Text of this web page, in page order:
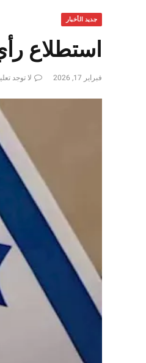
جديد الأخبار
استطلاع
فبراير 17, 2026 لا توجد